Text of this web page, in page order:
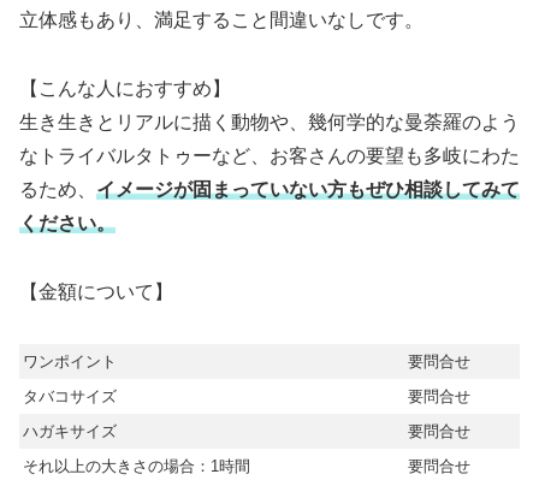
立体感もあり、満足すること間違いなしです。
【こんな人におすすめ】
生き生きとリアルに描く動物や、幾何学的な曼荼羅のよう
なトライバルタトゥーなど、お客さんの要望も多岐にわた
るため、 イメージが固まっていない方もぜひ相談してみて
ください。
【金額について】
ワンポイント
要問合せ
タバコサイズ
要問合せ
ハガキサイズ
要問合せ
それ以上の大きさの場合：1時間
要問合せ